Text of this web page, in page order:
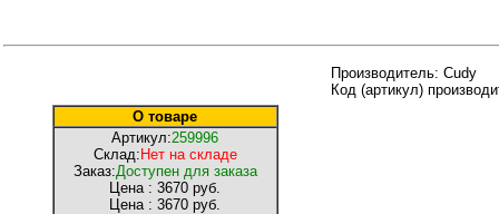
О товаре
Артикул:259996
Склад: Нет на складе
Заказ:Доступен для заказа
Цена : 3670 руб.
Цена : 3670 руб.
Производитель: Cudy
Код (артикул)